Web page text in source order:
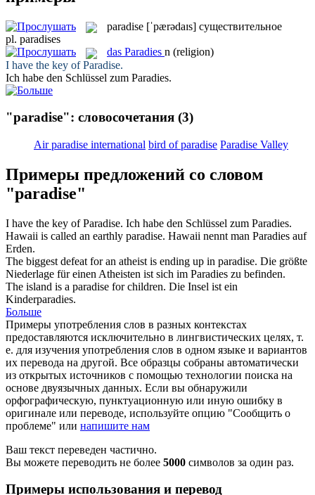
paradise [ˈpærədaɪs] существительное
pl. paradises
das Paradies n (religion)
I have the key ofParadise.
Ich habe den Schlüssel zum Paradies.
"paradise": словосочетания (3)
Air paradise international bird of paradise Paradise Valley
Примеры предложений со словом
"paradise"
I have the key ofParadise. Ich habe den Schlüssel zum Paradies.
Hawaii is called an earthly paradise. Hawaii nennt man Paradies auf
Erden.
The biggest defeat for an atheist is ending up in paradise. Die größte
Niederlage für einen Atheisten ist sich im Paradies zu befinden.
The island is a paradise for children. Die Insel ist ein
Kinderparadies.
Больше
Примеры употребления слов в разных контекстах
предоставляются исключительно в лингвистических целях, т.
е. для изучения употребления слов в одном языке и вариантов
их перевода на другой. Все образцы собраны автоматически
из открытых источников с помощью технологии поиска на
основе двуязычных данных. Если вы обнаружили
орфографическую, пунктуационную или иную ошибку в
оригинале или переводе, используйте опцию "Сообщить о
проблеме" или напишите нам
Ваш текст переведен частично.
Вы можете переводить не более 5000 символов за один раз.
Примеры использования и перевод